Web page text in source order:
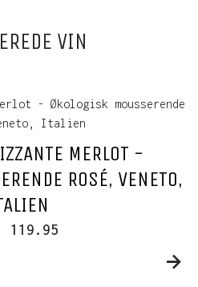
VIN
MERLOT -
ROSÉ, VENETO,
119.95